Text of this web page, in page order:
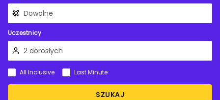
Uczestnicy
SZUKAJ
All Inclusive Last Minute